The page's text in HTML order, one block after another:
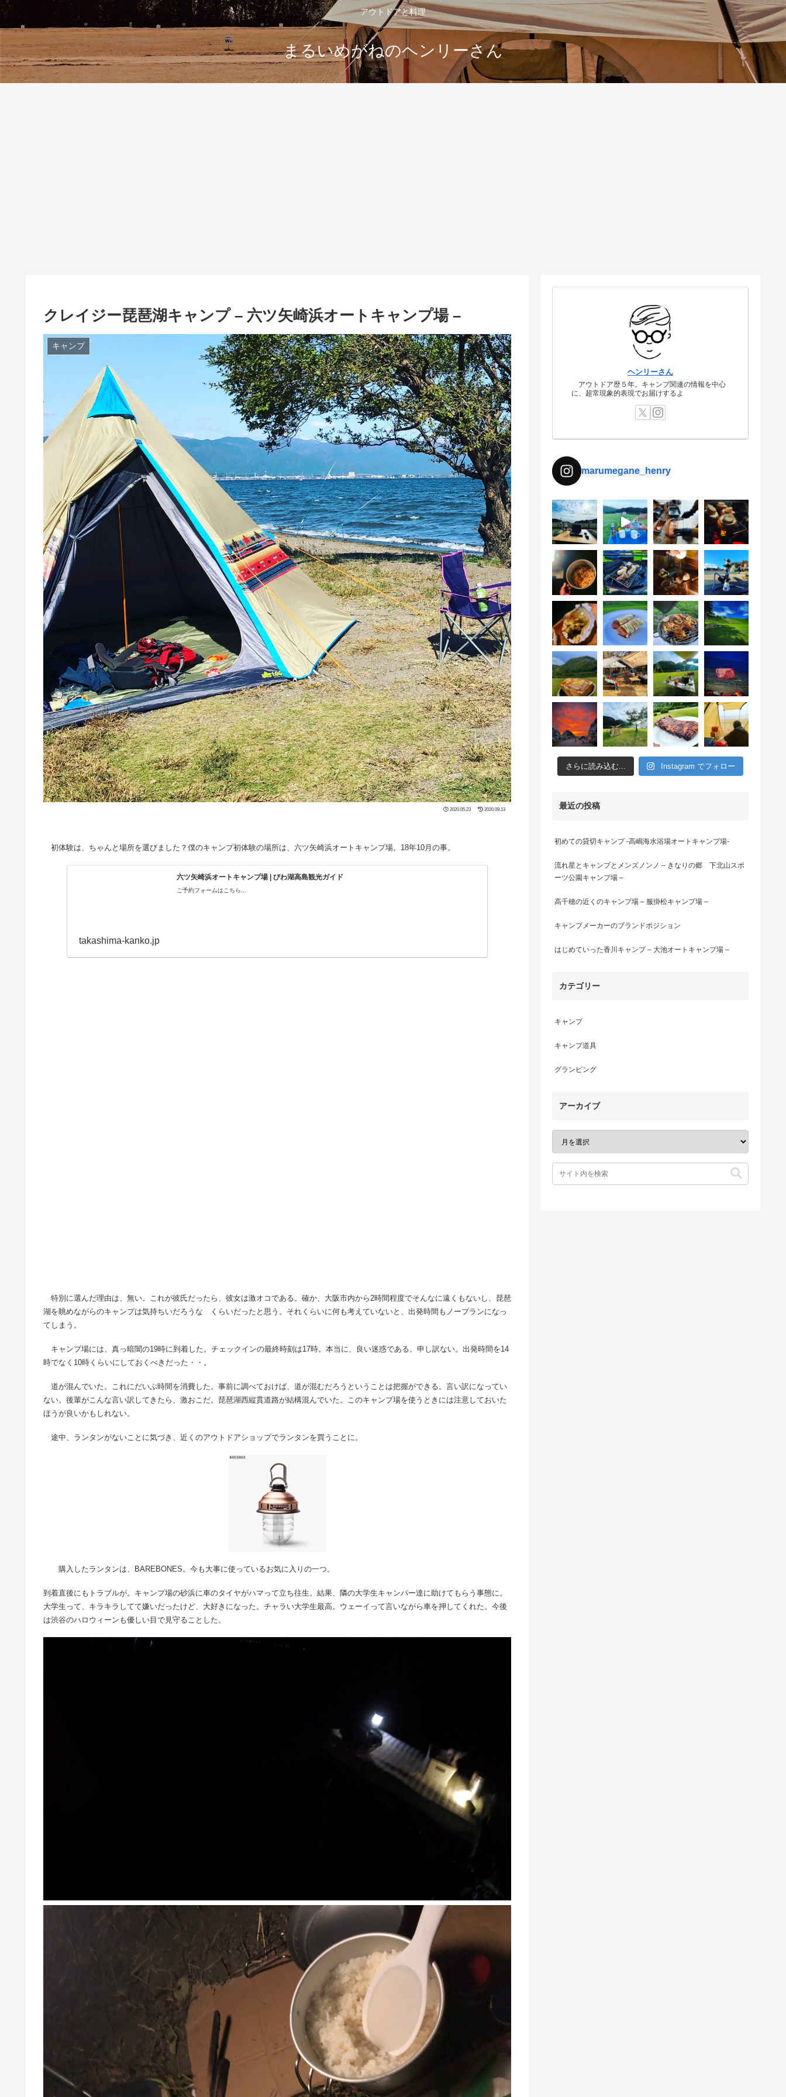
アウトドアと料理
まるいめがねのヘンリーさん
クレイジー琵琶湖キャンプ – 六ツ矢崎浜オートキャンプ場 –
キャンプ
2020.05.23 2020.09.13
初体験は、ちゃんと場所を選びました？僕のキャンプ初体験の場所は、六ツ矢崎浜オートキャンプ場。18年10月の事。
六ツ矢崎浜オートキャンプ場 | びわ湖高島観光ガイド
ご予約フォームはこちら...
takashima-kanko.jp
特別に選んだ理由は、無い。これが彼氏だったら、彼女は激オコである。確か、大阪市内から2時間程度でそんなに遠くもないし、琵琶
湖を眺めながらのキャンプは気持ちいだろうな くらいだったと思う。それくらいに何も考えていないと、出発時間もノープランになっ
てしまう。
キャンプ場には、真っ暗闇の19時に到着した。チェックインの最終時刻は17時。本当に、良い迷惑である。申し訳ない。出発時間を14
時でなく10時くらいにしておくべきだった・・。
道が混んでいた。これにだいぶ時間を消費した。事前に調べておけば、道が混むだろうということは把握ができる。言い訳になってい
ない。後輩がこんな言い訳してきたら、激おこだ。琵琶湖西縦貫道路が結構混んでいた。このキャンプ場を使うときには注意しておいた
ほうが良いかもしれない。
途中、ランタンがないことに気づき、近くのアウトドアショップでランタンを買うことに。
購入したランタンは、BAREBONES。今も大事に使っているお気に入りの一つ。
到着直後にもトラブルが。キャンプ場の砂浜に車のタイヤがハマって立ち往生。結果、隣の大学生キャンパー達に助けてもらう事態に。
大学生って、キラキラしてて嫌いだったけど、大好きになった。チャラい大学生最高。ウェーイって言いながら車を押してくれた。今後
は渋谷のハロウィーンも優しい目で見守ることした。
ヘンリーさん
アウトドア歴５年。キャンプ関連の情報を中心
に、超常現象的表現でお届けするよ
marumegane_henry
さらに読み込む... Instagram でフォロー
最近の投稿
初めての貸切キャンプ -高嶋海水浴場オートキャンプ場-
流れ星とキャンプとメンズノンノ – きなりの郷 下北山スポ
ーツ公園キャンプ場 –
高千穂の近くのキャンプ場 – 服掛松キャンプ場 –
キャンプメーカーのブランドポジション
はじめていった香川キャンプ – 大池オートキャンプ場 –
カテゴリー
キャンプ
キャンプ道具
グランピング
アーカイブ